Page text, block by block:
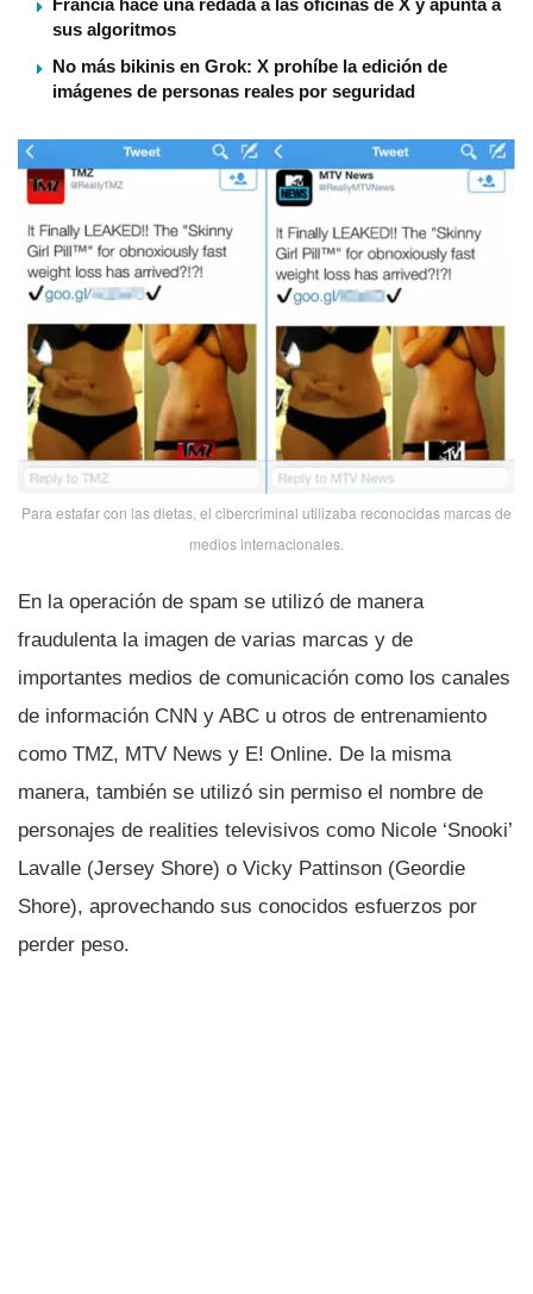
sus algoritmos
No más bikinis en Grok: X prohíbe la edición de
imágenes de personas reales por seguridad
Para estafar con las dietas, el cibercriminal utilizaba reconocidas marcas de
medios internacionales.
En la operación de spam se utilizó de manera
fraudulenta la imagen de varias marcas y de
importantes medios de comunicación como los canales
de información CNN y ABC u otros de entrenamiento
como TMZ, MTV News y E! Online. De la misma
manera, también se utilizó sin permiso el nombre de
personajes de realities televisivos como Nicole ‘Snooki’
Lavalle (Jersey Shore) o Vicky Pattinson (Geordie
Shore), aprovechando sus conocidos esfuerzos por
perder peso.